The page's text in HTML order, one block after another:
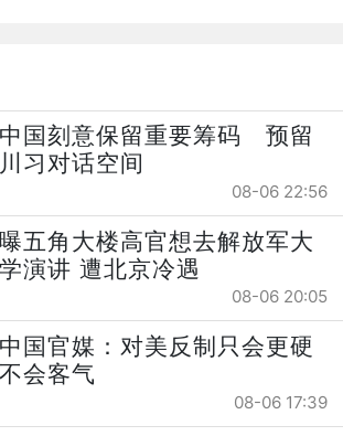
中国刻意保留重要筹码 预留
川习对话空间
08-06 22:56
曝五角大楼高官想去解放军大
学演讲 遭北京冷遇
08-06 20:05
中国官媒：对美反制只会更硬
不会客气
08-06 17:39